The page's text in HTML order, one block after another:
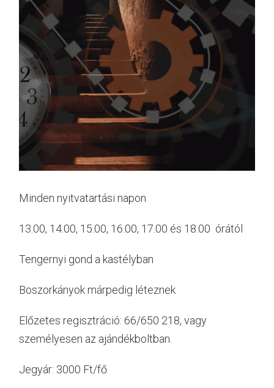
Minden nyitvatartási napon
13.00, 14.00, 15.00, 16.00, 17.00 és 18.00 órától
Tengernyi gond a kastélyban
Boszorkányok márpedig léteznek
Előzetes regisztráció: 66/650 218, vagy
személyesen az ajándékboltban.
Jegyár: 3000 Ft/fő